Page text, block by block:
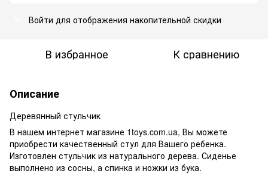
Войти для отображения накопительной скидки
В избранное К сравнению
Описание
Деревянный стульчик
В нашем интернет магазине 1toys.com.ua, Вы можете
приобрести качественный стул для Вашего ребенка.
Изготовлен стульчик из натурального дерева. Сиденье
выполнено из сосны, а спинка и ножки из бука.